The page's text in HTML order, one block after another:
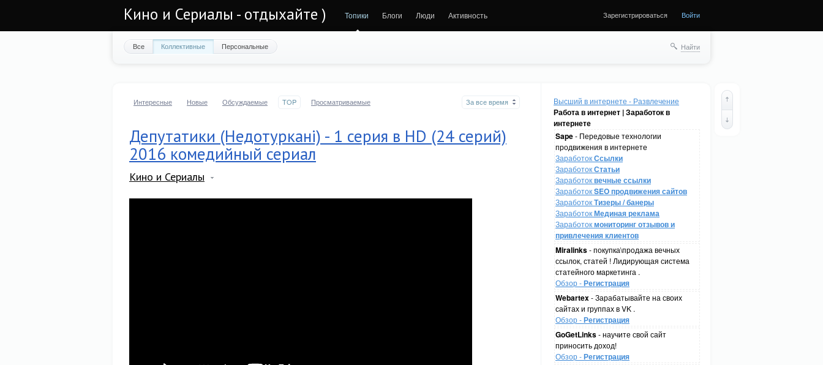
Кино и Сериалы - отдыхайте ) Топики Блоги Люди Активность Зарегистрироваться Войти
Все Коллективные Персональные Найти
Высший в интернете - Развлечение
Работа в интернет | Заработок в
интернете
Sape- Передовые технологии
продвижения в интернете
ЗаработокСсылки
ЗаработокСтатьи
Заработоквечные ссылки
ЗаработокSEO продвижения сайтов
ЗаработокТизеры / банеры
ЗаработокМединая реклама
Заработокмониторинг отзывов и
привлечения клиентов
Miralinks- покупка\продажа вечных
ссылок, статей ! Лидирующая система
статейного маркетинга .
Обзор -Регистрация
Webartex- Зарабатывайте на своих
сайтах и группах в VK .
Обзор -Регистрация
GoGetLinks- научите свой сайт
приносить доход!
Обзор -Регистрация
Интересные Новые Обсуждаемые TOP Просматриваемые За все время
Депутатики (Недотуркані) - 1 серия в HD (24 серий)
2016 комедийный сериал
Кино и Сериалы